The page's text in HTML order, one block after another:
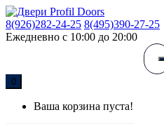
8(926)282-24-25 8(495)390-27-25
Ежедневно с 10:00 до 20:00
0
Ваша корзина пуста!